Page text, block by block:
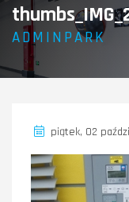
ADMINPARK
piątek, 02